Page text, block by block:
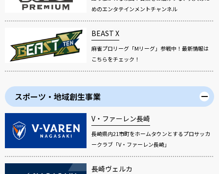
めのエンタテインメントチャンネル
BEAST X
麻雀プロリーグ「Mリーグ」参戦中！最新情報は
こちらをチェック！
スポーツ・地域創生事業
V・ファーレン長崎
長崎県内21市町をホームタウンとするプロサッカ
ークラブ「V・ファーレン長崎」
長崎ヴェルカ